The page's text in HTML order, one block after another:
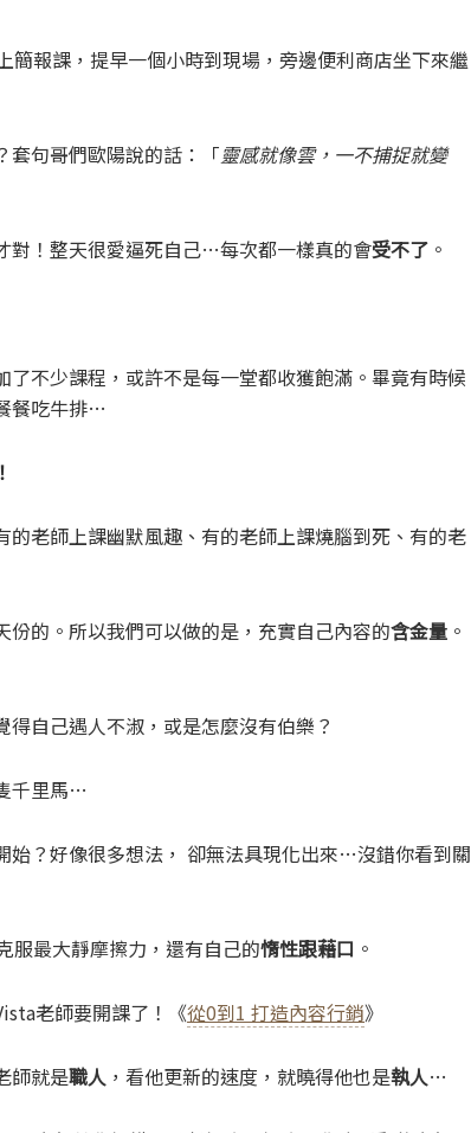
簡報課，提早一個小時到現場，旁邊便利商店坐下來繼
套句哥們歐陽說的話：「靈感就像雲，一不捕捉就變
對！整天很愛逼死自己…每次都一樣真的會受不了 。
不少課程，或許不是每一堂都收獲飽滿。畢竟有時候
餐吃牛排…
的老師上課幽默風趣、有的老師上課燒腦到死、有的老
的。所以我們可以做的是，充實自己內容的含金量 。
自己遇人不淑，或是怎麼沒有伯樂？
千里馬…
始？好像很多想法， 卻無法具現化出來…沒錯你看到關
最大靜摩擦力，還有自己的惰性跟藉口 。
老師要開課了！《從0到1 打造內容行銷》
師就是職人 ，看他更新的速度，就曉得他也是執人…